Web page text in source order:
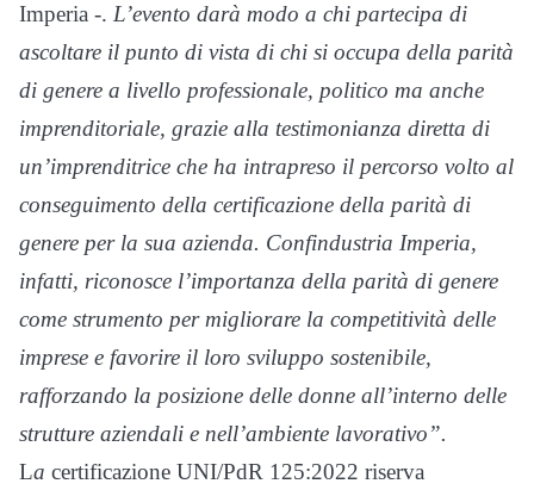
Imperia -. L’evento darà modo a chi partecipa di
ascoltare il punto di vista di chi si occupa della parità
di genere a livello professionale, politico ma anche
imprenditoriale, grazie alla testimonianza diretta di
un’imprenditrice che ha intrapreso il percorso volto al
conseguimento della certificazione della parità di
genere per la sua azienda. Confindustria Imperia,
infatti, riconosce l’importanza della parità di genere
come strumento per migliorare la competitività delle
imprese e favorire il loro sviluppo sostenibile,
rafforzando la posizione delle donne all’interno delle
strutture aziendali e nell’ambiente lavorativo”.
La certificazione UNI/PdR 125:2022 riserva